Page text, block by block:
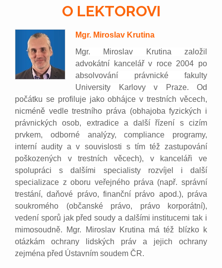
O LEKTOROVI
Mgr. Miroslav Krutina
Mgr. Miroslav Krutina založil
advokátní kancelář v roce 2004 po
absolvování právnické fakulty
University Karlovy v Praze. Od
počátku se profiluje jako obhájce v trestních věcech,
nicméně vedle trestního práva (obhajoba fyzických i
právnických osob, extradice a další řízení s cizím
prvkem, odborné analýzy, compliance programy,
interní audity a v souvislosti s tím též zastupování
poškozených v trestních věcech), v kanceláři ve
spolupráci s dalšími specialisty rozvíjel i další
specializace z oboru veřejného práva (např. správní
trestání, daňové právo, finanční právo apod.), práva
soukromého (občanské právo, právo korporátní),
vedení sporů jak před soudy a dalšími institucemi tak i
mimosoudně. Mgr. Miroslav Krutina má též blízko k
otázkám ochrany lidských práv a jejich ochrany
zejména před Ústavním soudem ČR.